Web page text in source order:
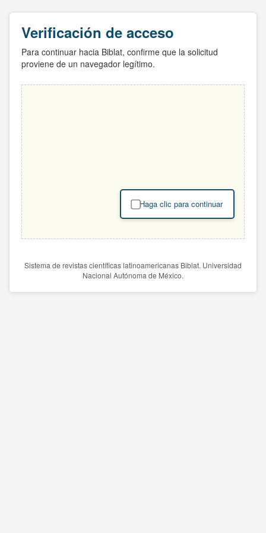
Verificación de acceso
Para continuar hacia Biblat, confirme que la solicitud
proviene de un navegador legítimo.
Haga clic para continuar
Sistema de revistas científicas latinoamericanas Biblat. Universidad
Nacional Autónoma de México.